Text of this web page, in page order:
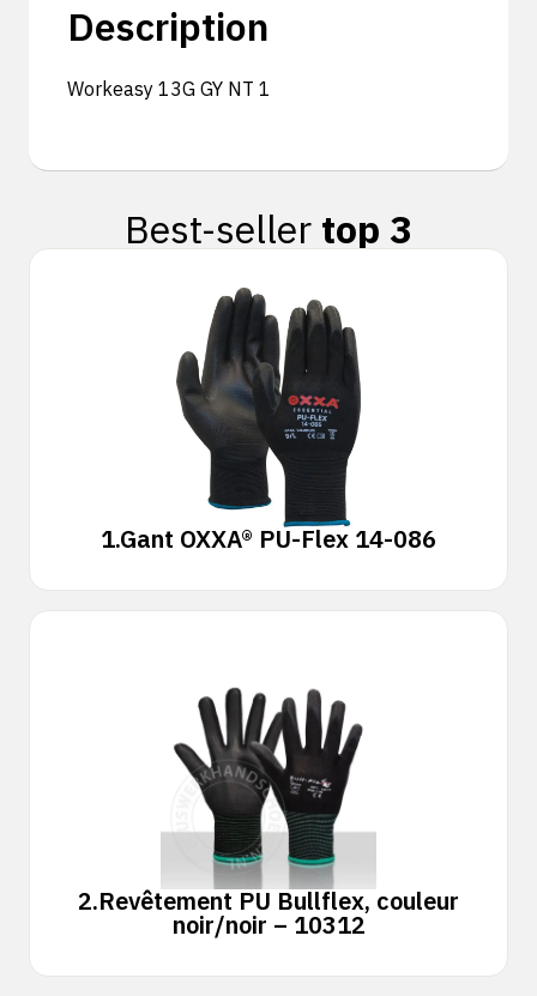
Description
Workeasy 13G GY NT 1
Best-seller top 3
1.Gant OXXA® PU-Flex 14-086
2.Revêtement PU Bullflex, couleur
noir/noir – 10312